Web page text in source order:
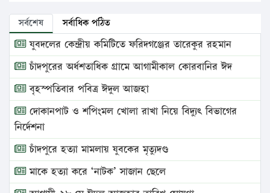
সর্বশেষ সর্বাধিক পঠিত
যুবদলের কেন্দ্রীয় কমিটিতে ফরিদগঞ্জের তারেকুর রহমান
চাঁদপুরের অর্ধশতাধিক গ্রামে আগামীকাল কোরবানির ঈদ
বৃহস্পতিবার পবিত্র ঈদুল আজহা
দোকানপাট ও শপিংমল খোলা রাখা নিয়ে বিদ্যুৎ বিভাগের
নির্দেশনা
চাঁদপুরে হত্যা মামলায় যুবকের মৃত্যুদণ্ড
মাকে হত্যা করে ‘নাটক’ সাজান ছেলে